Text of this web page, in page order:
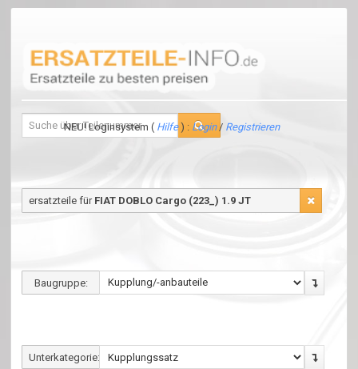
NEU! Loginsystem ( Hilfe) : Login/ Registrieren
ersatzteile für FIAT DOBLO Cargo (223_) 1.9 JT
Baugruppe:
Unterkategorie: